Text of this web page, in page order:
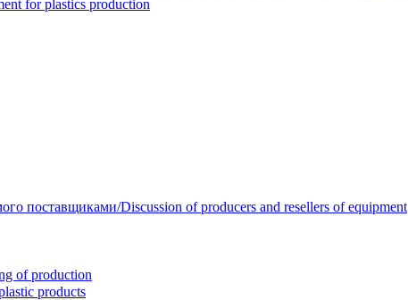
for plastics production
поставщиками/Discussion of producers and resellers of equipment
of production
products